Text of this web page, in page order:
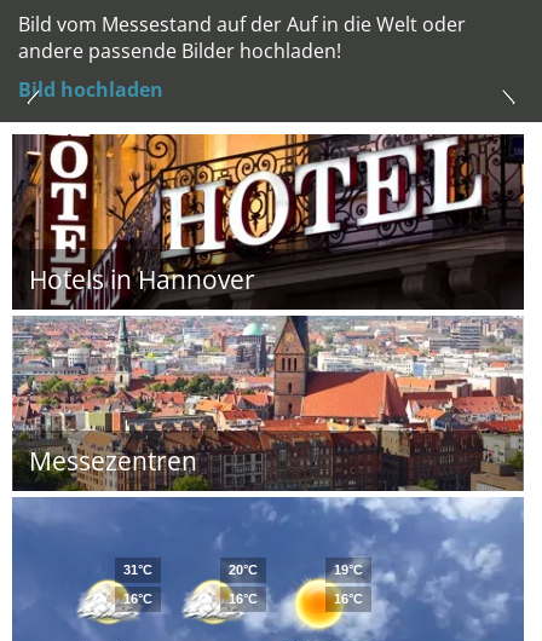
Bild vom Messestand auf der Auf in die Welt oder
andere passende Bilder hochladen!
Bild hochladen
Hotels in Hannover
Messezentren
31°C
16°C
20°C
16°C
19°C
16°C